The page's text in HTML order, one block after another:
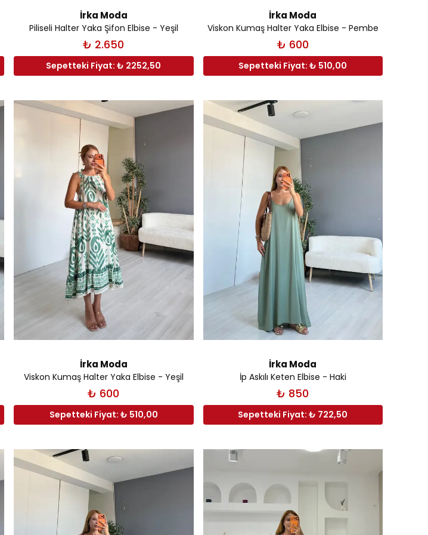
İrka Moda
Piliseli Halter Yaka Şifon Elbise - Yeşil
₺ 2.650
Sepetteki Fiyat: ₺ 2252,50
İrka Moda
Viskon Kumaş Halter Yaka Elbise - Pembe
₺ 600
Sepetteki Fiyat: ₺ 510,00
İrka Moda
Viskon Kumaş Halter Yaka Elbise - Yeşil
₺ 600
Sepetteki Fiyat: ₺ 510,00
İrka Moda
İp Askılı Keten Elbise - Haki
₺ 850
Sepetteki Fiyat: ₺ 722,50